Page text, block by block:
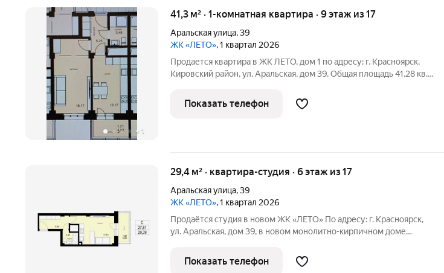
+ 1
41,3 м² · 1-комнатная квартира · 9 этаж из 17
Аральская улица,39
ЖК «ЛЕТО», 1 квартал 2026
Продается квартира в ЖК ЛЕТО, дом 1 по адресу: г. Красноярск,
Кировский район, ул. Аральская, дом 39. Общая площадь 41,28 кв.м.
инфраструктура. Наземная парковка на 120 машиномест.
Комплексное
Показать телефон
29,4 м² · квартира-студия · 6 этаж из 17
Аральская улица,39
ЖК «ЛЕТО», 1 квартал 2026
Продаётся студия в новом ЖК «ЛЕТО» По адресу: г. Красноярск,
ул. Аральская, дом 39, в новом монолитно-кирпичном доме
box» (предчистовая отделка). В квартире выполнены все
черновые работы:
Показать телефон